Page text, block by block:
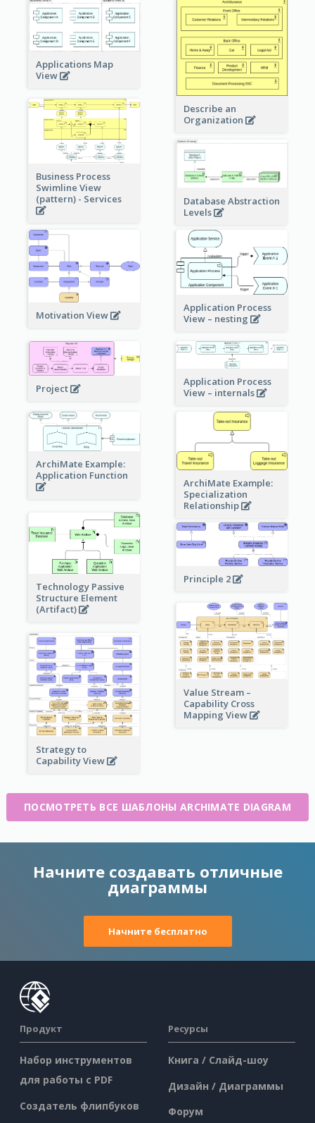
Applications Map
View
Describe an
Organization
Business Process
Swimline View
(pattern) - Services
Database Abstraction
Levels
Motivation View
Application Process
View – nesting
Project
Application Process
View – internals
ArchiMate Example:
Application Function
ArchiMate Example:
Specialization
Relationship
Technology Passive
Structure Element
(Artifact)
Principle 2
Value Stream –
Capability Cross
Mapping View
Strategy to
Capability View
ПОСМОТРЕТЬ ВСЕ ШАБЛОНЫ ARCHIMATE DIAGRAM
Начните создавать отличные
диаграммы
Начните бесплатно
Продукт
Набор инструментов
для работы с PDF
Создатель флипбуков
Ресурсы
Книга / Слайд-шоу
Дизайн / Диаграммы
Форум